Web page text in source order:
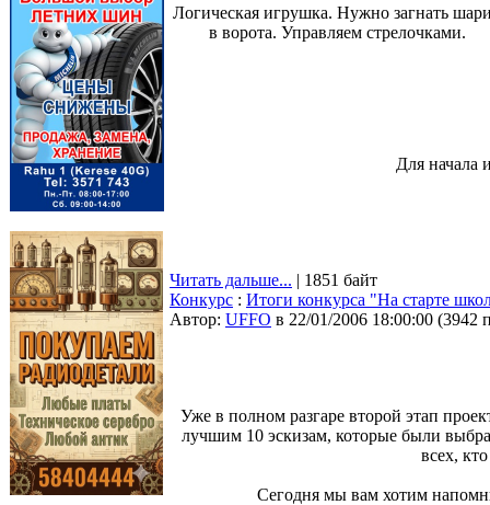
Логическая игрушка. Нужно загнать
в ворота. Управляем стрелочками.
Для начала
Читать дальше... | 1851 байт
Конкурс : Итоги конкурса "На старте
Автор: UFFO в 22/01/2006 18:00:00 (3942
Уже в полном разгаре второй этап
лучшим 10 эскизам, которые были
всех,
Сегодня мы вам хотим